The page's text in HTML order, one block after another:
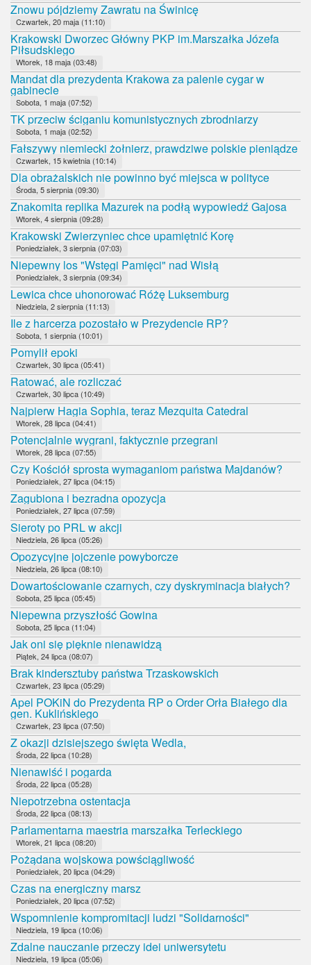
Znowu pójdziemy Zawratu na Świnicę
Czwartek, 20 maja (11:10)
Krakowski Dworzec Główny PKP im.Marszałka Józefa
Piłsudskiego
Wtorek, 18 maja (03:48)
Mandat dla prezydenta Krakowa za palenie cygar w
gabinecie
Sobota, 1 maja (07:52)
TK przeciw ściganiu komunistycznych zbrodniarzy
Sobota, 1 maja (02:52)
Fałszywy niemiecki żołnierz, prawdziwe polskie pieniądze
Czwartek, 15 kwietnia (10:14)
Dla obrażalskich nie powinno być miejsca w polityce
Środa, 5 sierpnia (09:30)
Znakomita replika Mazurek na podłą wypowiedź Gajosa
Wtorek, 4 sierpnia (09:28)
Krakowski Zwierzyniec chce upamiętnić Korę
Poniedziałek, 3 sierpnia (07:03)
Niepewny los "Wstęgi Pamięci" nad Wisłą
Poniedziałek, 3 sierpnia (09:34)
Lewica chce uhonorować Różę Luksemburg
Niedziela, 2 sierpnia (11:13)
Ile z harcerza pozostało w Prezydencie RP?
Sobota, 1 sierpnia (10:01)
Pomylił epoki
Czwartek, 30 lipca (05:41)
Ratować, ale rozliczać
Czwartek, 30 lipca (10:49)
Najpierw Hagia Sophia, teraz Mezquita Catedral
Wtorek, 28 lipca (04:41)
Potencjalnie wygrani, faktycznie przegrani
Wtorek, 28 lipca (07:55)
Czy Kościół sprosta wymaganiom państwa Majdanów?
Poniedziałek, 27 lipca (04:15)
Zagubiona i bezradna opozycja
Poniedziałek, 27 lipca (07:59)
Sieroty po PRL w akcji
Niedziela, 26 lipca (05:26)
Opozycyjne jojczenie powyborcze
Niedziela, 26 lipca (08:10)
Dowartościowanie czarnych, czy dyskryminacja białych?
Sobota, 25 lipca (05:45)
Niepewna przyszłość Gowina
Sobota, 25 lipca (11:04)
Jak oni się pięknie nienawidzą
Piątek, 24 lipca (08:07)
Brak kindersztuby państwa Trzaskowskich
Czwartek, 23 lipca (05:29)
Apel POKiN do Prezydenta RP o Order Orła Białego dla
gen. Kuklińskiego
Czwartek, 23 lipca (07:50)
Z okazji dzisiejszego święta Wedla,
Środa, 22 lipca (10:28)
Nienawiść i pogarda
Środa, 22 lipca (05:28)
Niepotrzebna ostentacja
Środa, 22 lipca (08:13)
Parlamentarna maestria marszałka Terleckiego
Wtorek, 21 lipca (08:20)
Pożądana wojskowa powściągliwość
Poniedziałek, 20 lipca (04:29)
Czas na energiczny marsz
Poniedziałek, 20 lipca (07:52)
Wspomnienie kompromitacji ludzi "Solidarności"
Niedziela, 19 lipca (10:06)
Zdalne nauczanie przeczy idei uniwersytetu
Niedziela, 19 lipca (05:06)